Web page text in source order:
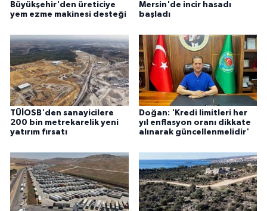
Büyükşehir'den üreticiye
yem ezme makinesi desteği
Mersin'de incir hasadı
başladı
TÜİOSB'den sanayicilere
200 bin metrekarelik yeni
yatırım fırsatı
Doğan: 'Kredi limitleri her
yıl enflasyon oranı dikkate
alınarak güncellenmelidir'